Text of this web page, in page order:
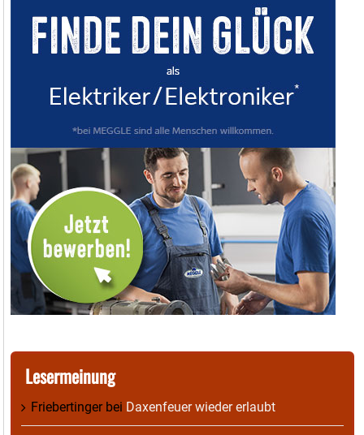
Lesermeinung
Friebertingerbei Daxenfeuer wieder erlaubt